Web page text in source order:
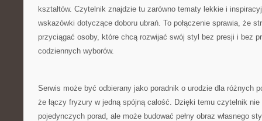
kształtów. Czytelnik znajdzie tu zarówno tematy lekkie i
wskazówki dotyczące doboru ubrań. To połączenie sprawia, że
przyciągać osoby, które chcą rozwijać swój styl bez presji i bez
codziennych wyborów.
Serwis może być odbierany jako poradnik o urodzie dla różnych
że łączy fryzury w jedną spójną całość. Dzięki temu czytelnik nie
pojedynczych porad, ale może budować pełny obraz własnego